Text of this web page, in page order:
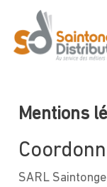
content
Mentions
SARL